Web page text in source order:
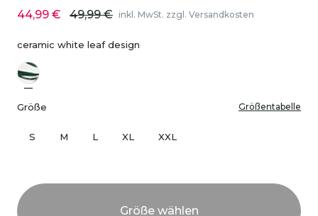
44,99 € 49,99 € inkl. MwSt. zzgl. Versandkosten
ceramic white leaf design
Größe Größentabelle
S M L XL XXL